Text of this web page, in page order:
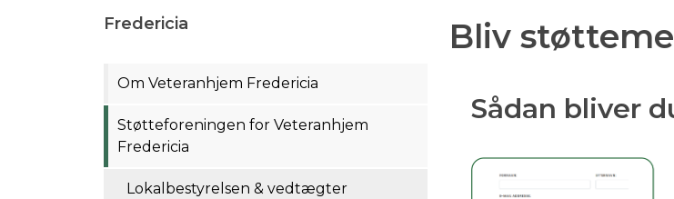
Fredericia
​​​Om Veteranhjem Fredericia
Støtteforeningen for Veteranhjem
Fredericia
Lokalbestyrelsen & vedtægter
Bliv
Sådan bliver